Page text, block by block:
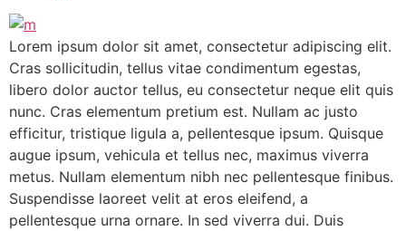
Lorem ipsum dolor sit amet, consectetur adipiscing elit.
Cras sollicitudin, tellus vitae condimentum egestas,
libero dolor auctor tellus, eu consectetur neque elit quis
nunc. Cras elementum pretium est. Nullam ac justo
efficitur, tristique ligula a, pellentesque ipsum. Quisque
augue ipsum, vehicula et tellus nec, maximus viverra
metus. Nullam elementum nibh nec pellentesque finibus.
Suspendisse laoreet velit at eros eleifend, a
pellentesque urna ornare. In sed viverra dui. Duis